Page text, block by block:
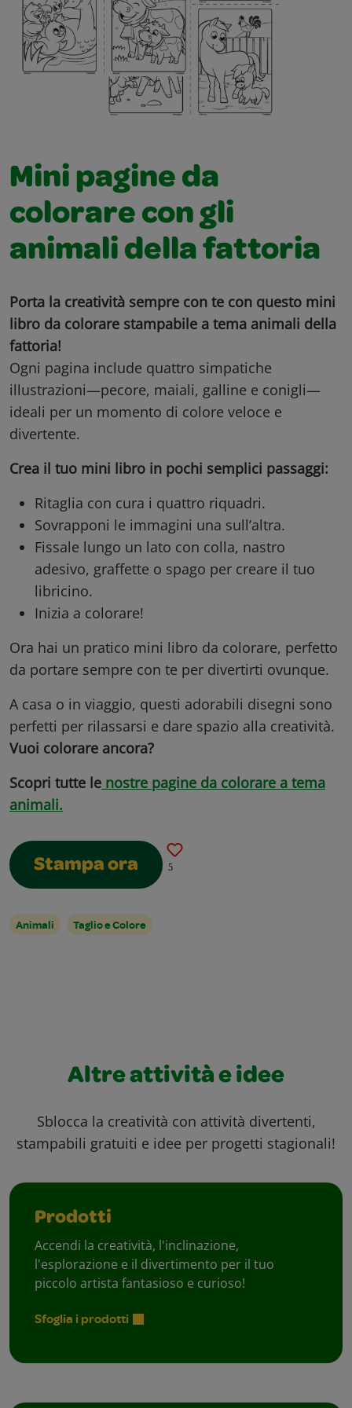
Mini pagine da
colorare con gli
animali della fattoria
Porta la creatività sempre con te con questo mini
libro da colorare stampabile a tema animali della
fattoria!
Ogni pagina include quattro simpatiche
illustrazioni—pecore, maiali, galline e conigli—
ideali per un momento di colore veloce e
divertente.
Crea il tuo mini libro in pochi semplici passaggi:
Ritaglia con cura i quattro riquadri.
Sovrapponi le immagini una sull’altra.
Fissale lungo un lato con colla, nastro
adesivo, graffette o spago per creare il tuo
libricino.
Inizia a colorare!
Ora hai un pratico mini libro da colorare, perfetto
da portare sempre con te per divertirti ovunque.
A casa o in viaggio, questi adorabili disegni sono
perfetti per rilassarsi e dare spazio alla creatività.
Vuoi colorare ancora?
Scopri tutte le nostre pagine da colorare a tema
animali.
Stampa ora 5
Animali Taglio e Colore
Altre attività e idee
Sblocca la creatività con attività divertenti,
stampabili gratuiti e idee per progetti stagionali!
Prodotti
Accendi la creatività, l'inclinazione,
l'esplorazione e il divertimento per il tuo
piccolo artista fantasioso e curioso!
Sfoglia i prodotti